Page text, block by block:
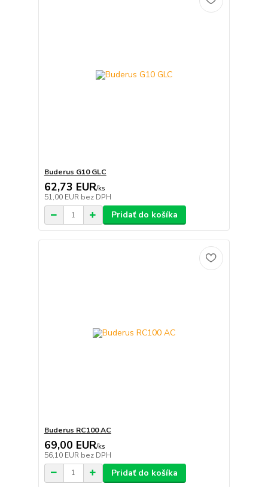
Buderus G10 GLC
62,73 EUR/ks
51,00 EUR bez DPH
Pridať do košíka
Buderus RC100 AC
69,00 EUR/ks
56,10 EUR bez DPH
Pridať do košíka